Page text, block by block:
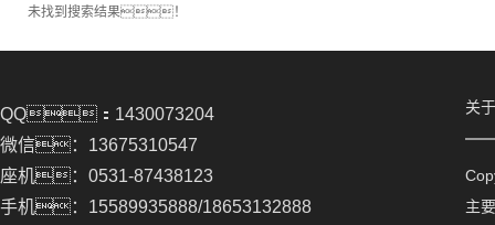
未找到搜索结果！
QQ：1430073204
微信：13675310547
座机：0531-87438123
手机：15589935888/18653132888
关
主